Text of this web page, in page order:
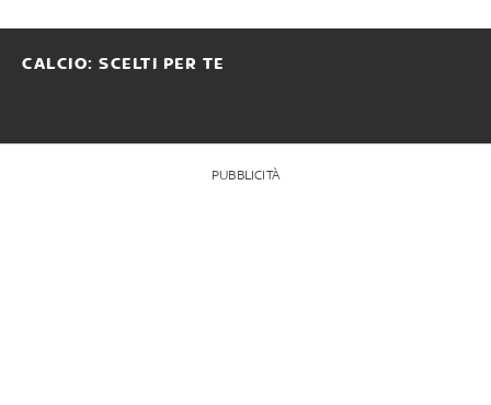
CALCIO: SCELTI PER TE
PUBBLICITÀ